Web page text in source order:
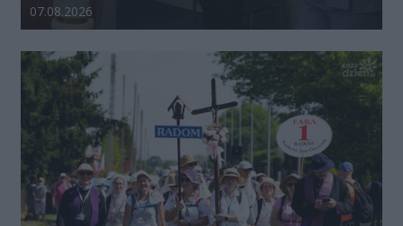
Data dodania galerii:
07.08.2026